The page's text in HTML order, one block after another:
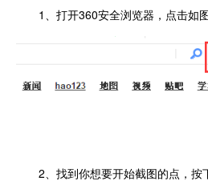
1、打开360安全浏览器，点击如
2、找到你想要开始截图的点，按